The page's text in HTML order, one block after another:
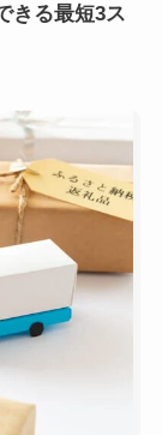
きる最短3ス